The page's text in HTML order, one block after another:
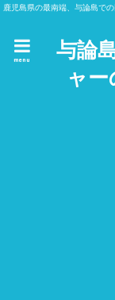
鹿児島県の最南端、与論島で
与論
ャ
menu